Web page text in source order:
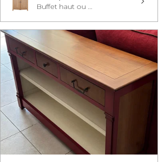
Buffet haut ou ...